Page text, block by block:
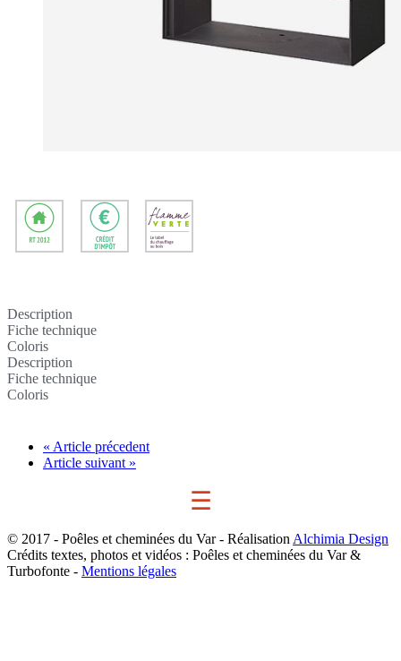
Description
Fiche technique
Coloris
Description
Fiche technique
Coloris
« Article précedent
Article suivant »
☰
© 2017 - Poêles et cheminées du Var - Réalisation Alchimia Design
Crédits textes, photos et vidéos : Poêles et cheminées du Var &
Turbofonte - Mentions légales